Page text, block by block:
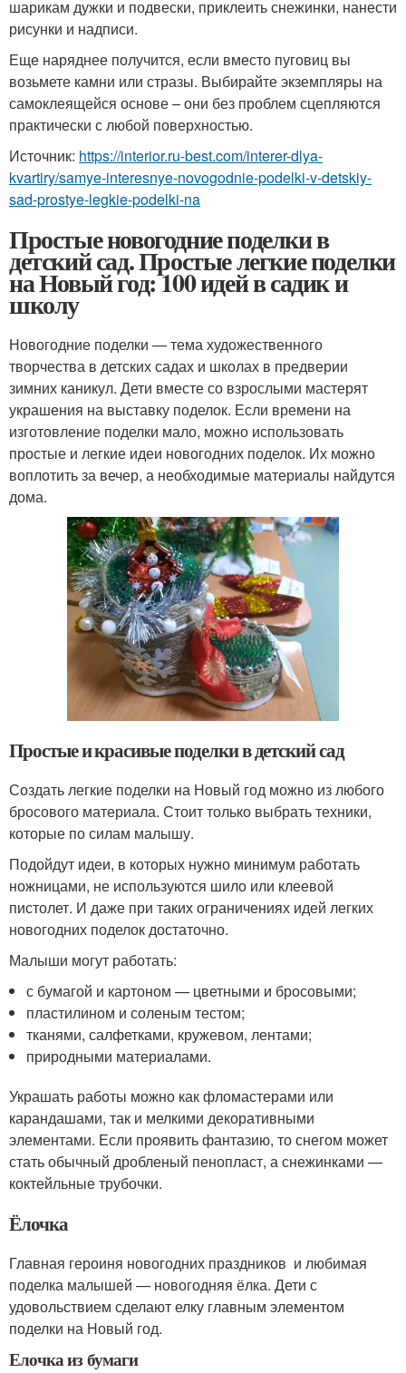
шарикам дужки и подвески, приклеить снежинки, нанести
рисунки и надписи.
Еще наряднее получится, если вместо пуговиц вы
возьмете камни или стразы. Выбирайте экземпляры на
самоклеящейся основе – они без проблем сцепляются
практически с любой поверхностью.
Источник: https://interior.ru-best.com/interer-dlya-
kvartiry/samye-interesnye-novogodnie-podelki-v-detskiy-
sad-prostye-legkie-podelki-na
Простые новогодние поделки в
детский сад. Простые легкие поделки
на Новый год: 100 идей в садик и
школу
Новогодние поделки — тема художественного
творчества в детских садах и школах в предверии
зимних каникул. Дети вместе со взрослыми мастерят
украшения на выставку поделок. Если времени на
изготовление поделки мало, можно использовать
простые и легкие идеи новогодних поделок. Их можно
воплотить за вечер, а необходимые материалы найдутся
дома.
Простые и красивые поделки в детский сад
Создать легкие поделки на Новый год можно из любого
бросового материала. Стоит только выбрать техники,
которые по силам малышу.
Подойдут идеи, в которых нужно минимум работать
ножницами, не используются шило или клеевой
пистолет. И даже при таких ограничениях идей легких
новогодних поделок достаточно.
Малыши могут работать:
с бумагой и картоном — цветными и бросовыми;
пластилином и соленым тестом;
тканями, салфетками, кружевом, лентами;
природными материалами.
Украшать работы можно как фломастерами или
карандашами, так и мелкими декоративными
элементами. Если проявить фантазию, то снегом может
стать обычный дробленый пенопласт, а снежинками —
коктейльные трубочки.
Ёлочка
Главная героиня новогодних праздников и любимая
поделка малышей — новогодняя ёлка. Дети с
удовольствием сделают елку главным элементом
поделки на Новый год.
Елочка из бумаги